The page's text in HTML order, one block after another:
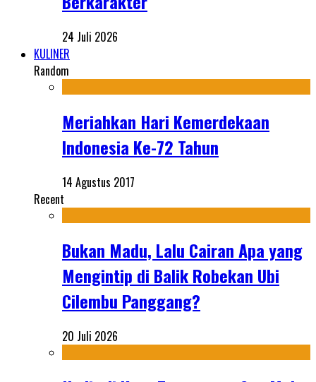
24 Juli 2026
KULINER
Random
Meriahkan Hari Kemerdekaan
Indonesia Ke-72 Tahun
14 Agustus 2017
Recent
Bukan Madu, Lalu Cairan Apa yang
Mengintip di Balik Robekan Ubi
Cilembu Panggang?
20 Juli 2026